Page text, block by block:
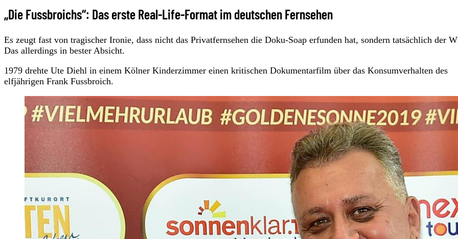
„Die Fussbroichs“: Das erste Real-Life-Format im deutschen Fernsehen
Es zeugt fast von tragischer Ironie, dass nicht das Privatfernsehen die Doku-Soap erfunden hat, sondern tatsächlich der
Das allerdings in bester Absicht.
1979 drehte Ute Diehl in einem Kölner Kinderzimmer einen kritischen Dokumentarfilm über das Konsumverhalten des
elfjährigen Frank Fussbroich.